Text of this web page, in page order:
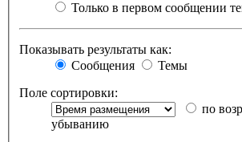
Только в первом сообщении
Показывать результаты как:
Сообщения
Темы
Поле сортировки:
по
убыванию